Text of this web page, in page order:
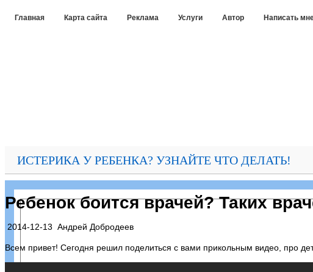
Главная Карта сайта Реклама Услуги Автор Написать
ИСТЕРИКА У РЕБЕНКА? УЗНАЙТЕ ЧТО ДЕЛАТЬ!
Ребенок боится врачей? Таких
2014-12-13 Андрей Добродеев
Всем привет! Сегодня решил поделиться с вами прикольным видео, про